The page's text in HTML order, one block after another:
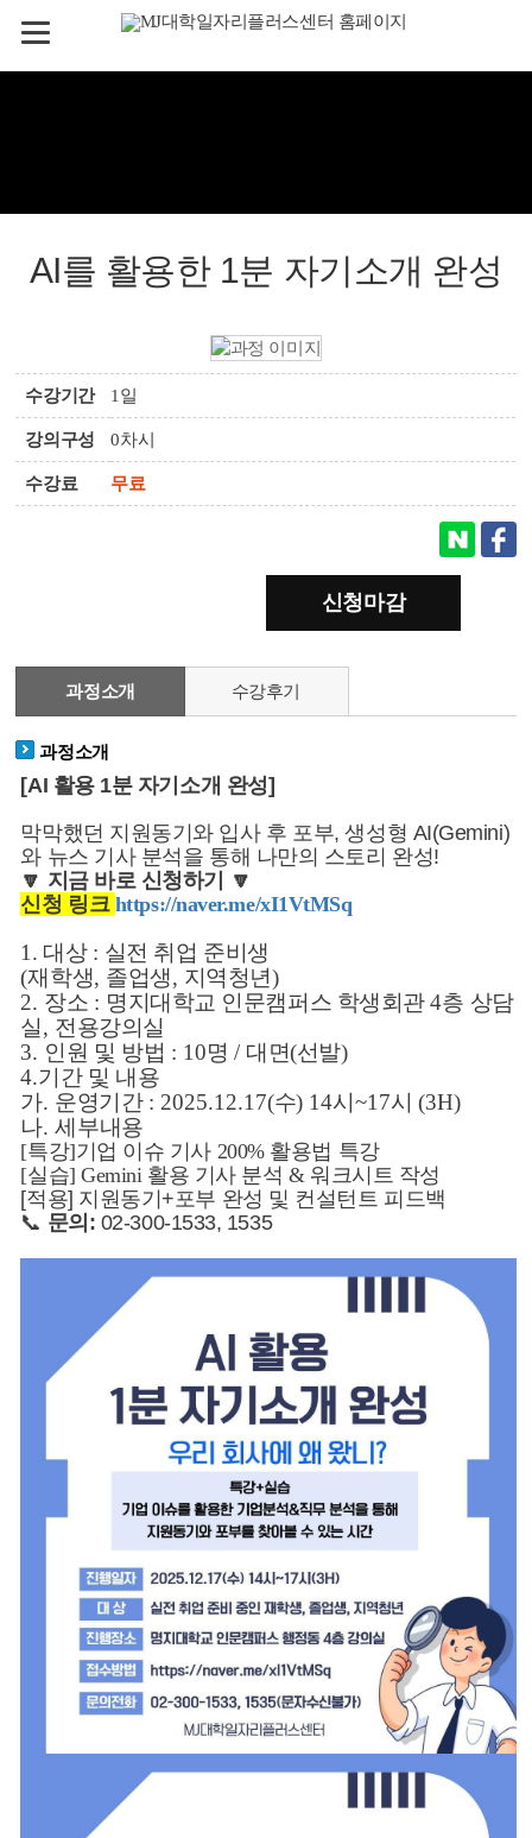
AI를 활용한 1분 자기소개 완성
수강기간 1일
강의구성 0차시
수강료 무료
신청마감
과정소개 수강후기
과정소개
[AI 활용 1분 자기소개 완성]
막막했던 지원동기와 입사 후 포부, 생성형 AI(Gemini)
와 뉴스 기사 분석을 통해 나만의 스토리 완성!
🔽 지금 바로 신청하기
🔽
신청 링크 https://naver.me/xI1VtMSq
1. 대상 : 실전 취업 준비생
(재학생, 졸업생, 지역청년)
2. 장소 : 명지대학교 인문캠퍼스 학생회관4층 상담
실, 전용강의실
3. 인원 및 방법 : 10명 / 대면(선발)
4.기간 및 내용
가. 운영기간 : 2025.12.17(수) 14시 ~17시 (3H)
나.세부내용
[특강]기업 이슈 기사 200% 활용법 특강
[실습] Gemini 활용 기사 분석 & 워크시트 작성
[적용] 지원동기+포부 완성 및 컨설턴트 피드백
📞 문의: 02-300-1533, 1535